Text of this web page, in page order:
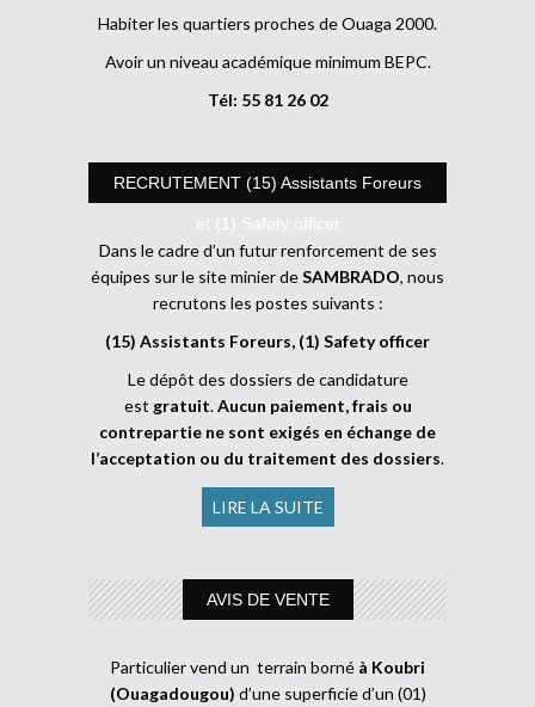
Habiter les quartiers proches de Ouaga 2000.
Avoir un niveau académique minimum BEPC.
Tél: 55 81 26 02
RECRUTEMENT (15) Assistants Foreurs
et (1) Safety officer
Dans le cadre d’un futur renforcement de ses
équipes sur le site minier deSAMBRADO, nous
recrutons les postes suivants :
(15) Assistants Foreurs, (1) Safety officer
Le dépôt des dossiers de candidature
est gratuit.Aucun paiement, frais ou
contrepartie ne sont exigés en échange de
l’acceptation ou du traitement des dossiers.
LIRE LA SUITE
AVIS DE VENTE
Particulier vend un terrain borné à Koubri
(Ouagadougou) d’une superficie d’un (01)